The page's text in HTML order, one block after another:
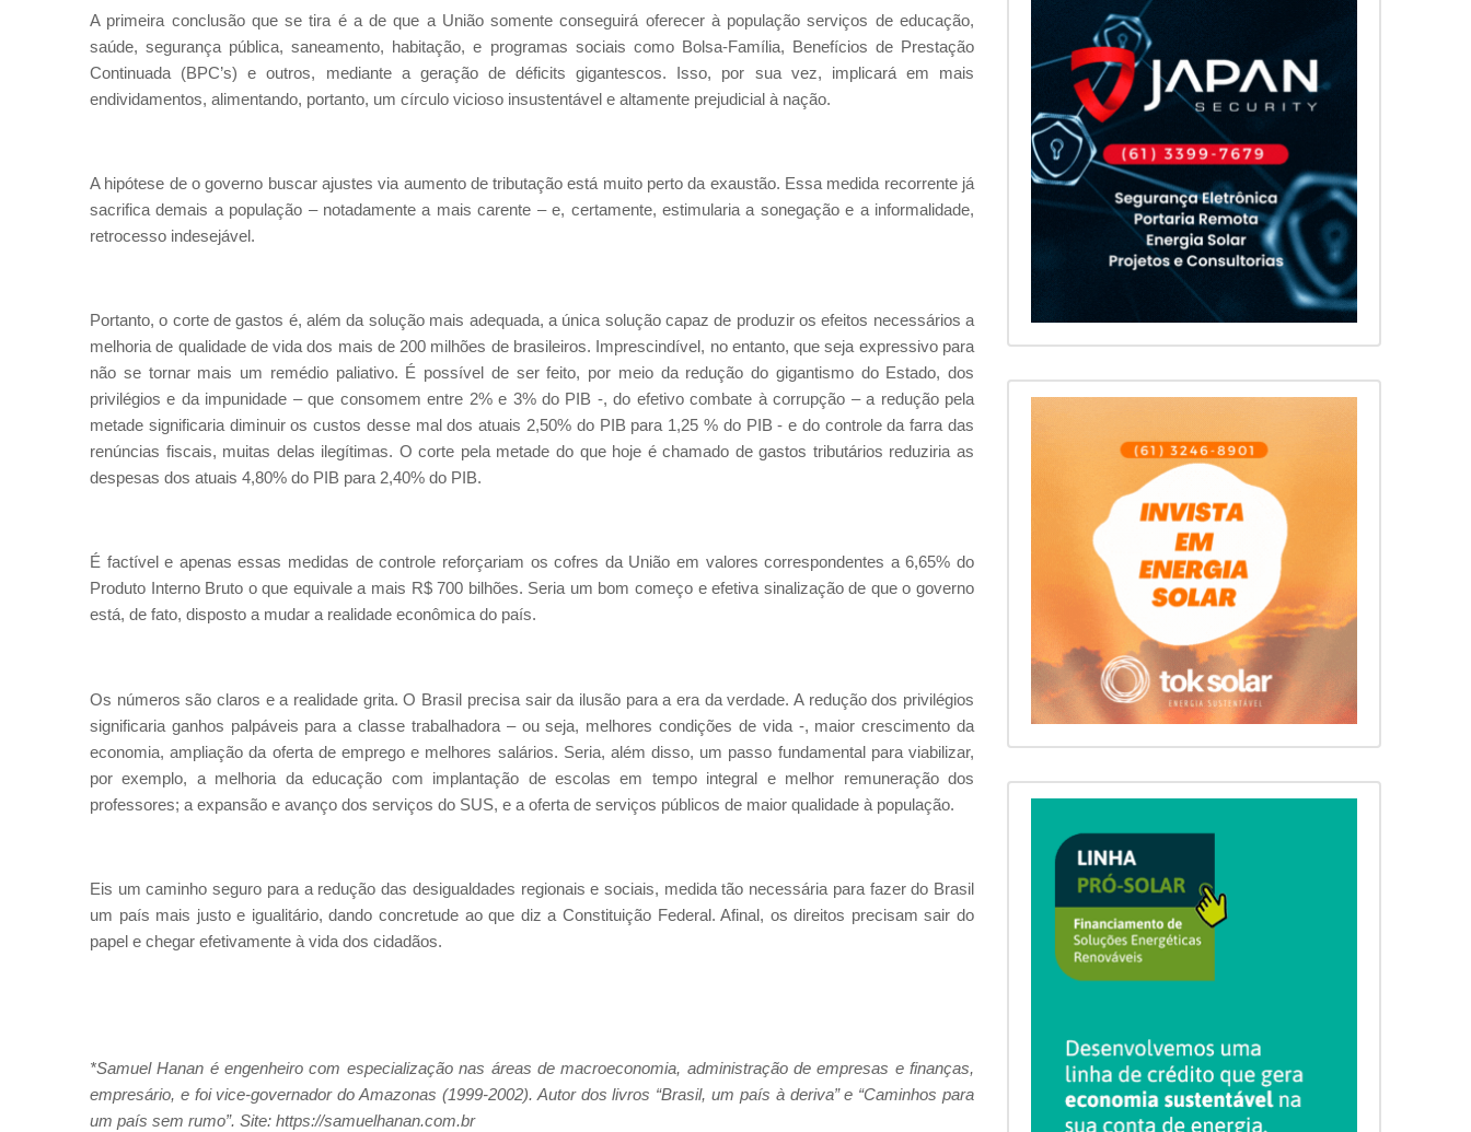
A primeira conclusão que se tira é a de que a União somente conseguirá oferecer à população serviços de educação,
saúde, segurança pública, saneamento, habitação, e programas sociais como Bolsa-Família, Benefícios de Prestação
Continuada (BPC’s) e outros, mediante a geração de déficits gigantescos. Isso, por sua vez, implicará em mais
endividamentos, alimentando, portanto, um círculo vicioso insustentável e altamente prejudicial à nação.
A hipótese de o governo buscar ajustes via aumento de tributação está muito perto da exaustão. Essa medida recorrente já
sacrifica demais a população – notadamente a mais carente – e, certamente, estimularia a sonegação e a informalidade,
retrocesso indesejável.
Portanto, o corte de gastos é, além da solução mais adequada, a única solução capaz de produzir os efeitos necessários a
melhoria de qualidade de vida dos mais de 200 milhões de brasileiros. Imprescindível, no entanto, que seja expressivo para
não se tornar mais um remédio paliativo. É possível de ser feito, por meio da redução do gigantismo do Estado, dos
privilégios e da impunidade – que consomem entre 2% e 3% do PIB -, do efetivo combate à corrupção – a redução pela
metade significaria diminuir os custos desse mal dos atuais 2,50% do PIB para 1,25 % do PIB - e do controle da farra das
renúncias fiscais, muitas delas ilegítimas. O corte pela metade do que hoje é chamado de gastos tributários reduziria as
despesas dos atuais 4,80% do PIB para 2,40% do PIB.
É factível e apenas essas medidas de controle reforçariam os cofres da União em valores correspondentes a 6,65% do
Produto Interno Bruto o que equivale a mais R$ 700 bilhões. Seria um bom começo e efetiva sinalização de que o governo
está, de fato, disposto a mudar a realidade econômica do país.
Os números são claros e a realidade grita. O Brasil precisa sair da ilusão para a era da verdade. A redução dos privilégios
significaria ganhos palpáveis para a classe trabalhadora – ou seja, melhores condições de vida -, maior crescimento da
economia, ampliação da oferta de emprego e melhores salários. Seria, além disso, um passo fundamental para viabilizar,
por exemplo, a melhoria da educação com implantação de escolas em tempo integral e melhor remuneração dos
professores; a expansão e avanço dos serviços do SUS, e a oferta de serviços públicos de maior qualidade à população.
Eis um caminho seguro para a redução das desigualdades regionais e sociais, medida tão necessária para fazer do Brasil
um país mais justo e igualitário, dando concretude ao que diz a Constituição Federal. Afinal, os direitos precisam sair do
papel e chegar efetivamente à vida dos cidadãos.
*Samuel Hanan é engenheiro com especialização nas áreas de macroeconomia, administração de empresas e finanças,
empresário, e foi vice-governador do Amazonas (1999-2002). Autor dos livros “Brasil, um país à deriva” e “Caminhos para
um país sem rumo”. Site: https://samuelhanan.com.br